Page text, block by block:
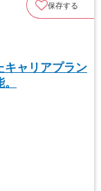
保存する
キャリアプラン